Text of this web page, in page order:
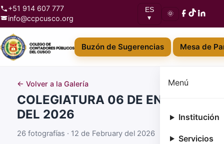
+51 914 607 777
info@ccpcusco.org
ES
▾
🌞
Buzón de Sugerencias Mesa de
Menú
Institución
Servicios
← Volver a la Galería
COLEGIATURA 06 DE ENERO
DEL 2026
26 fotografías · 12 de February del 2026